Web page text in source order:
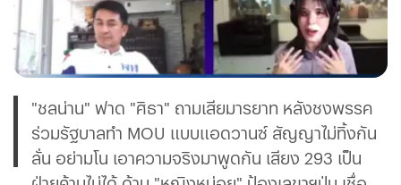
"ชลน่าน" ฟาด "ศิธา" ถามเสียมารยาท หลังชงพรรค
ร่วมรัฐบาลทำ MOU แบบแอดวานซ์ สัญญาไม่ทิ้งกัน
ลั่น อย่ามโน เอาความจริงมาพูดกัน เสียง 293 เป็น